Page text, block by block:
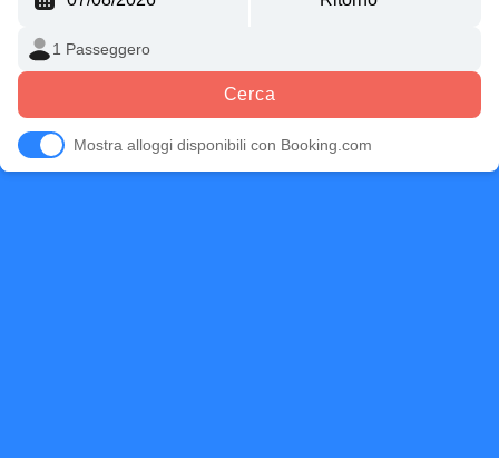
Cerca
Mostra alloggi disponibili con Booking.com